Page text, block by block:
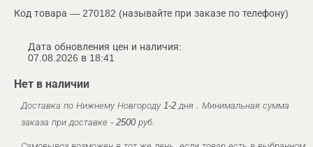
Код товара — 270182 (называйте при заказе по телефону)
Дата обновления цен и наличия:
07.08.2026 в 18:41
Нет в наличии
Доставка по Нижнему Новгороду 1-2 дня . Минимальная сумма
заказа при доставке - 2500 руб.